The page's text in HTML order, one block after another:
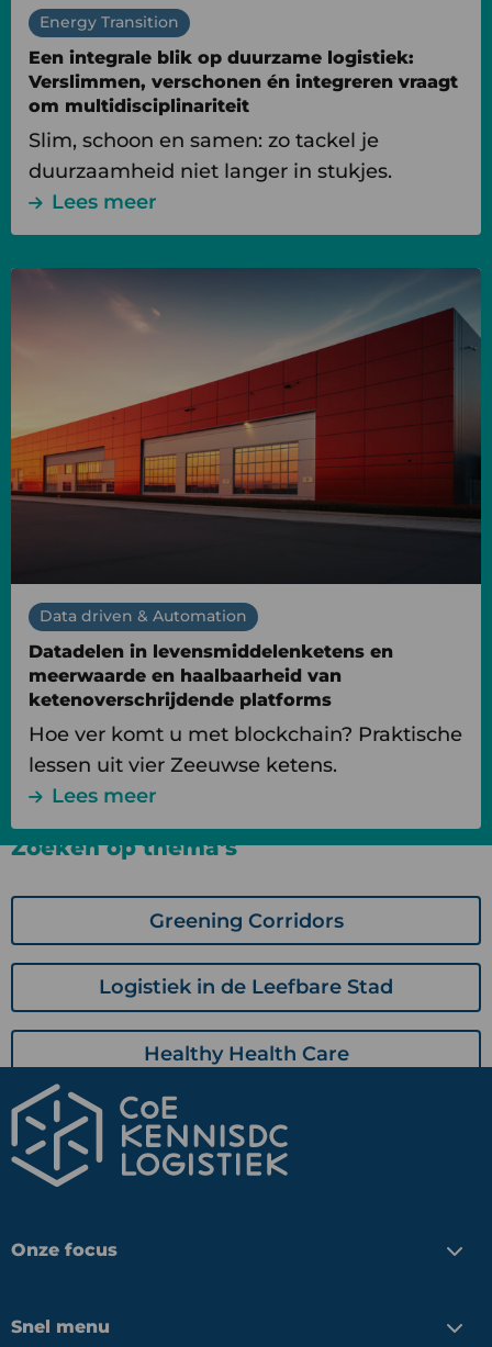
Een integrale blik op duurzame logistiek:
Verslimmen, verschonen én integreren vraagt
om multidisciplinariteit
Energy Transition
Slim, schoon en samen: zo tackel je
duurzaamheid niet langer in stukjes.
Lees meer
én
integreren
vraagt
om
multidisciplinariteit
Datadelen in levensmiddelenketens en
meerwaarde en haalbaarheid van
ketenoverschrijdende platforms
Data driven & Automation
Hoe ver komt u met blockchain? Praktische
lessen uit vier Zeeuwse ketens.
Lees meer
Lees
levensmiddelenketens
en
meerwaarde
ketenoverschrijdende
platforms
Zoeken op thema's
Greening Corridors
Logistiek in de Leefbare Stad
Healthy Health Care
Onze focus
Snel menu